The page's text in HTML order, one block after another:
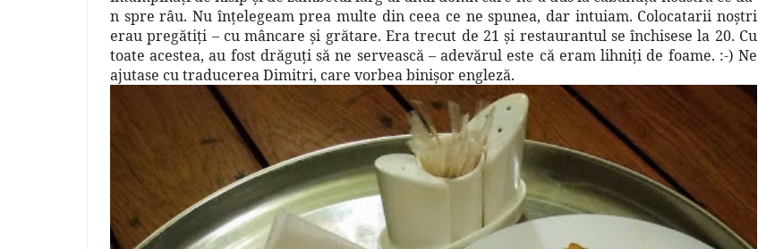
n spre râu. Nu înţelegeam prea multe din ceea ce ne spunea, dar intuiam. Colocatarii noştri
erau pregătiţi – cu mâncare şi grătare. Era trecut de 21 şi restaurantul se închisese la 20. Cu
toate acestea, au fost drăguţi să ne servească – adevărul este că eram lihniţi de foame. :-) Ne
ajutase cu traducerea Dimitri, care vorbea binişor engleză.